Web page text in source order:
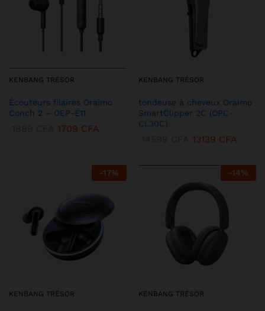
KENBANG TRÉSOR
Écouteurs filaires Oraimo
Conch 2 – OEP-E11
1709 CFA
KENBANG TRÉSOR
tondeuse à cheveux Oraimo
SmartClipper 2C (OPC-
CL30C)
13139 CFA
-17%
KENBANG TRÉSOR
-14%
KENBANG TRÉSOR